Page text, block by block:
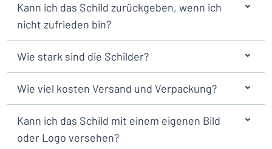
Kann ich das Schild zurückgeben, wenn ich
nicht zufrieden bin?
Wie stark sind die Schilder?
Wie viel kosten Versand und Verpackung?
Kann ich das Schild mit einem eigenen Bild
oder Logo versehen?